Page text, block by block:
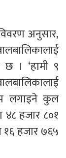
अनुसार,
छ । ‘हामी ९
लगाइने कुल
४८ हजार ८०१
१६ हजार ७६५